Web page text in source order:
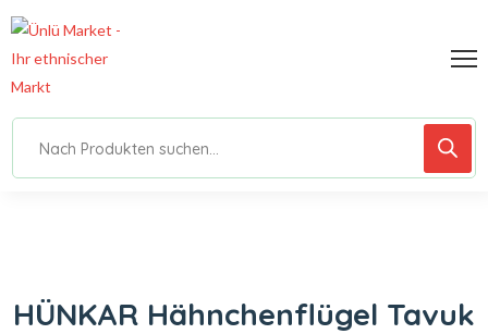
HÜNKAR Hähnchenflügel Tavuk